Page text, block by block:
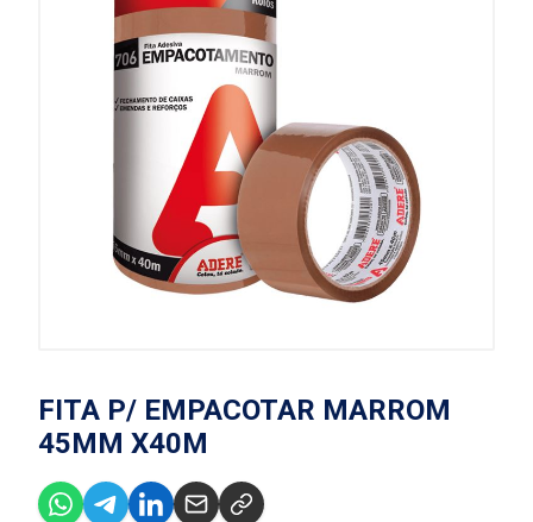
FITA P/ EMPACOTAR MARROM
45MM X40M